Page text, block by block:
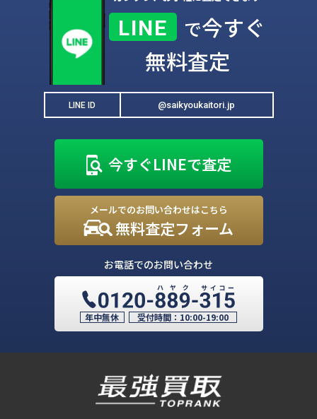
LINE で今すぐ
無料査定
LINE ID @saikyoukaitori.jp
今すぐLINEで査定
メールでのお問い合わせはこちら
無料査定フォーム
お電話でのお問い合わせ
年中無休 受付時間： 10:00-19:00